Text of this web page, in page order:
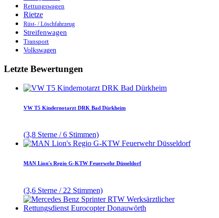
Rettungswagen
Rietze
Rüst- / Löschfahrzeug
Streifenwagen
Transport
Volkswagen
Letzte Bewertungen
VW T5 Kindernotarzt DRK Bad Dürkheim
(3,8 Sterne / 6 Stimmen)
MAN Lion's Regio G-KTW Feuerwehr Düsseldorf
(3,6 Sterne / 22 Stimmen)